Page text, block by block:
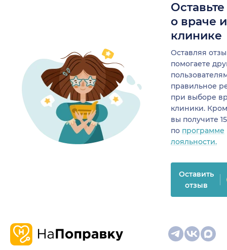
о враче
клинике
Оставляя
помогаете
правильное
при выборе
клиники.
вы получите
по программе
лояльности.
Оставить
отзыв